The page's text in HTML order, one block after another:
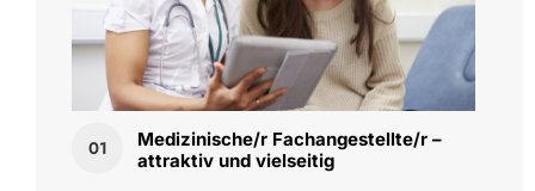
01
Medizinische/r Fachangestellte/r –
attraktiv und vielseitig